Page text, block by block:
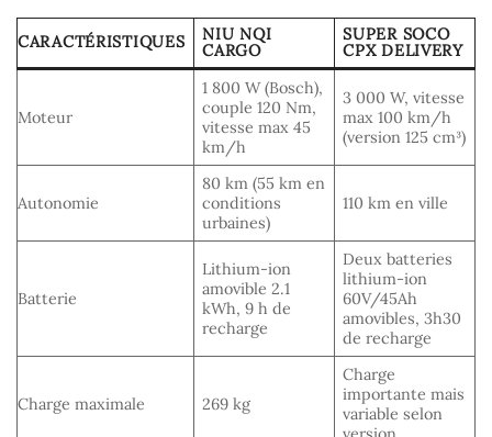
CARACTÉRISTIQUES
NIU NQI
CARGO
SUPER SOCO
CPX DELIVERY
Moteur
1 800 W (Bosch),
couple 120 Nm,
vitesse max 45
km/h
3 000 W, vitesse
max 100 km/h
(version 125 cm³)
Autonomie
80 km (55 km en
conditions
urbaines)
110 km en ville
Batterie
Lithium-ion
amovible 2.1
kWh, 9 h de
recharge
Deux batteries
lithium-ion
60V/45Ah
amovibles, 3h30
de recharge
Charge maximale 269 kg
Charge
importante mais
variable selon